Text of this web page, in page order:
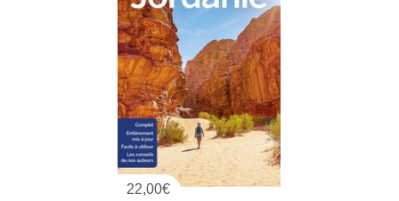
22,00€